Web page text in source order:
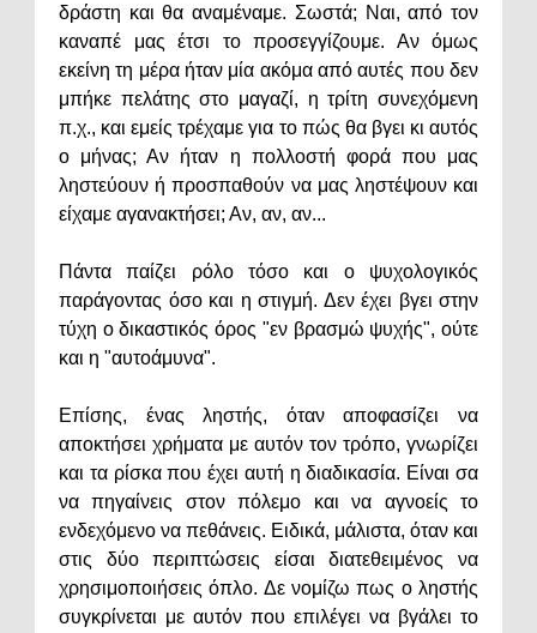
δράστη και θα αναμέναμε. Σωστά; Ναι, από τον
καναπέ μας έτσι το προσεγγίζουμε. Αν όμως
εκείνη τη μέρα ήταν μία ακόμα από αυτές που δεν
μπήκε πελάτης στο μαγαζί, η τρίτη συνεχόμενη
π.χ., και εμείς τρέχαμε για το πώς θα βγει κι αυτός
ο μήνας; Αν ήταν η πολλοστή φορά που μας
ληστεύουν ή προσπαθούν να μας ληστέψουν και
είχαμε αγανακτήσει; Αν, αν, αν...
Πάντα παίζει ρόλο τόσο και ο ψυχολογικός
παράγοντας όσο και η στιγμή. Δεν έχει βγει στην
τύχη ο δικαστικός όρος "εν βρασμώ ψυχής", ούτε
και η "αυτοάμυνα".
Επίσης, ένας ληστής, όταν αποφασίζει να
αποκτήσει χρήματα με αυτόν τον τρόπο, γνωρίζει
και τα ρίσκα που έχει αυτή η διαδικασία. Είναι σα
να πηγαίνεις στον πόλεμο και να αγνοείς το
ενδεχόμενο να πεθάνεις. Ειδικά, μάλιστα, όταν και
στις δύο περιπτώσεις είσαι διατεθειμένος να
χρησιμοποιήσεις όπλο. Δε νομίζω πως ο ληστής
συγκρίνεται με αυτόν που επιλέγει να βγάλει το